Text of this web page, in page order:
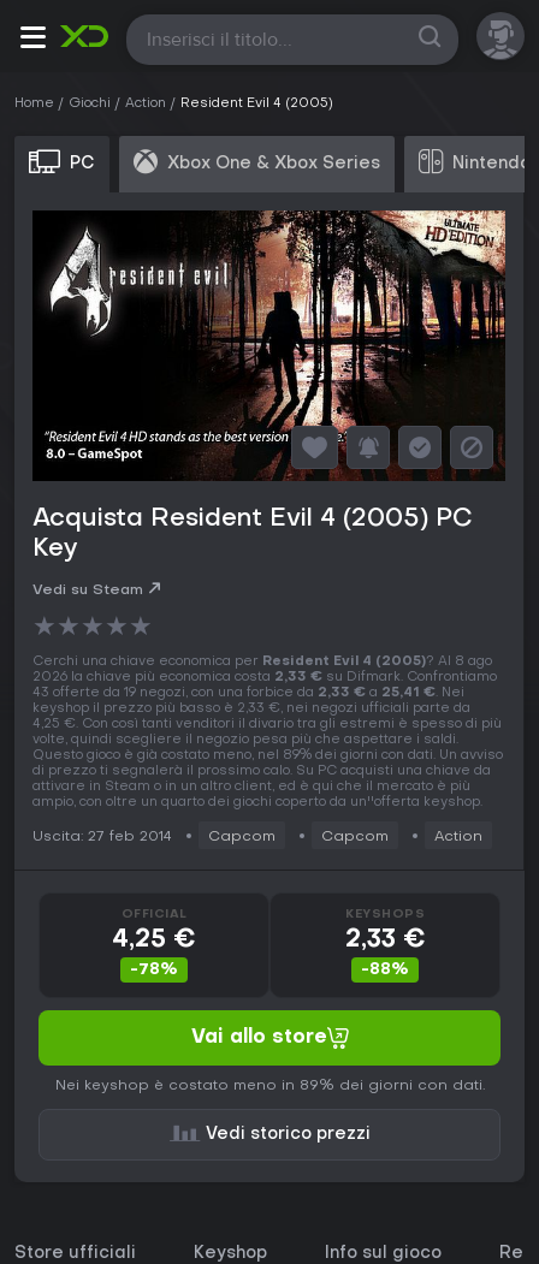
Tutte
Home Giochi Action Resident Evil 4 (2005)
PC Xbox One & Xbox Series Nintendo
Acquista Resident Evil 4 (2005) PC
Key
Vedi su Steam
★★★★★
Cerchi una chiave economica per Resident Evil 4 (2005)? Al 8 ago
2026 la chiave più economica costa 2,33 € su Difmark. Confrontiamo
43 offerte da 19 negozi, con una forbice da 2,33 € a 25,41 €. Nei
keyshop il prezzo più basso è 2,33 €, nei negozi ufficiali parte da
4,25 €. Con così tanti venditori il divario tra gli estremi è spesso di più
volte, quindi scegliere il negozio pesa più che aspettare i saldi.
Questo gioco è già costato meno, nel 89% dei giorni con dati. Un avviso
di prezzo ti segnalerà il prossimo calo. Su PC acquisti una chiave da
attivare in Steam o in un altro client, ed è qui che il mercato è più
ampio, con oltre un quarto dei giochi coperto da un''offerta keyshop.
Uscita: 27 feb 2014 Capcom Capcom Action
OFFICIAL
4,25 €
-78%
KEYSHOPS
2,33 €
-88%
Vai allo store
Nei keyshop è costato meno in 89% dei giorni con dati.
Vedi storico prezzi
Store ufficiali Keyshop Info sul gioco